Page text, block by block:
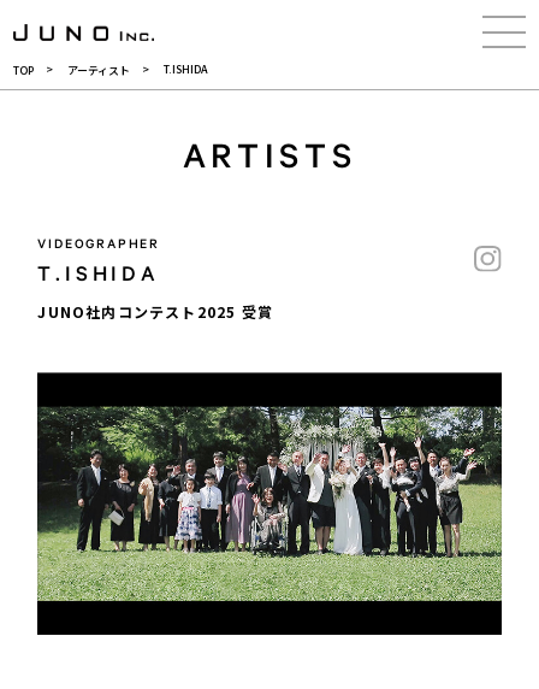
ウエディングのクリエイ
TOP アーティスト T.ISHIDA
ARTISTS
VIDEOGRAPHER
T.ISHIDA
JUNO社内コンテスト2025 受賞